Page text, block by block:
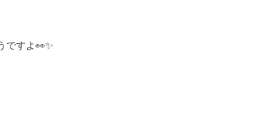
ですよ👀✨